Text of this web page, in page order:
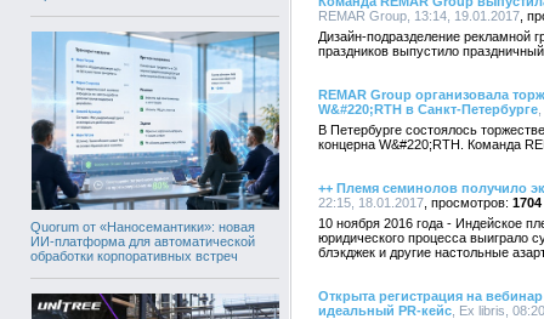
Quorum от «Наносемантики»: новая
ИИ-платформа для автоматической
обработки корпоративных встреч
REMAR Group, 13:14, 19.01.2017
Дизайн-подразделение рекламной
праздников выпустило
REMAR Group организовала
W&#220;RTH в Санкт-Петербурге
В Петербурге состоялось
концерна W&#220;RTH. Команда
++ Племя семинолов получило
22:15, 18.01.2017
1704
10 ноября 2016 года - Индейское
юридического процесса выиграло
блэкджек и другие настольные
Открыта регистрация на
идеальный PR-кейс , Ex libris,